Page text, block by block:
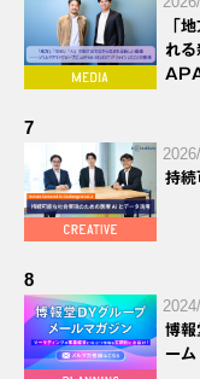
「
れ
7
持続
8
博報
ーム